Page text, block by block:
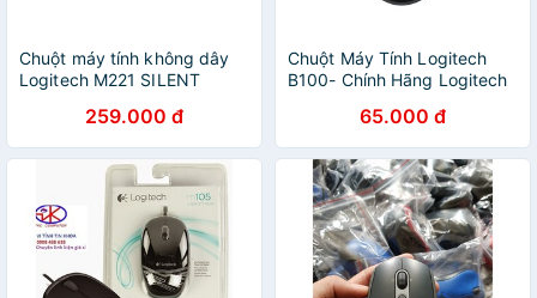
Chuột máy tính không dây
Logitech M221 SILENT
259.000 đ
Chuột Máy Tính Logitech
B100- Chính Hãng Logitech
65.000 đ